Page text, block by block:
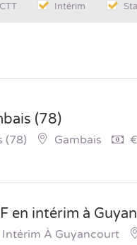
CTT Intérim
(78)
(78) Gambais
en intérim à
À Guyancourt